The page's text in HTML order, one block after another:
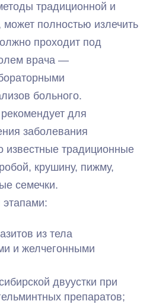
традиционной и
полностью излечить
проходит под
врача —
больного.
для
заболевания
известные традиционные
крушину, пижму,
семечки.
этапами:
из тела
и желчегонными
двуустки при
препаратов;